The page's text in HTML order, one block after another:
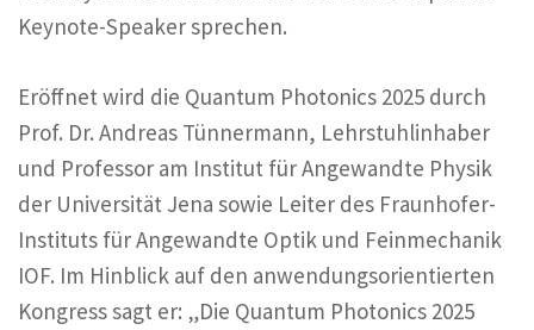
Keynote-Speaker sprechen.
Eröffnet wird die Quantum Photonics 2025 durch
Prof. Dr. Andreas Tünnermann, Lehrstuhlinhaber
und Professor am Institut für Angewandte Physik
der Universität Jena sowie Leiter des Fraunhofer-
Instituts für Angewandte Optik und Feinmechanik
IOF. Im Hinblick auf den anwendungsorientierten
Kongress sagt er: „Die Quantum Photonics 2025